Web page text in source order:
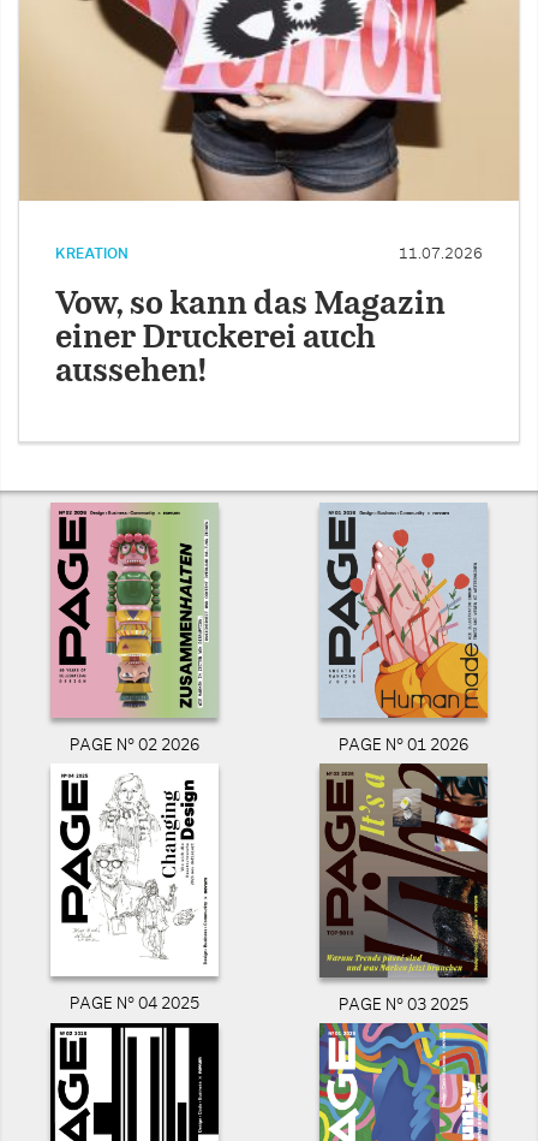
KREATION 11.07.2026
Vow, so kann das Magazin
einer Druckerei auch
aussehen!
PAGE N° 02 2026 PAGE N° 01 2026
PAGE N° 04 2025 PAGE N° 03 2025